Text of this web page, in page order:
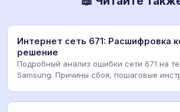
Интернет сеть 671: Расшифровка
решение
Подробный анализ ошибки сети 671 на
Samsung. Причины сбоя, пошаговые